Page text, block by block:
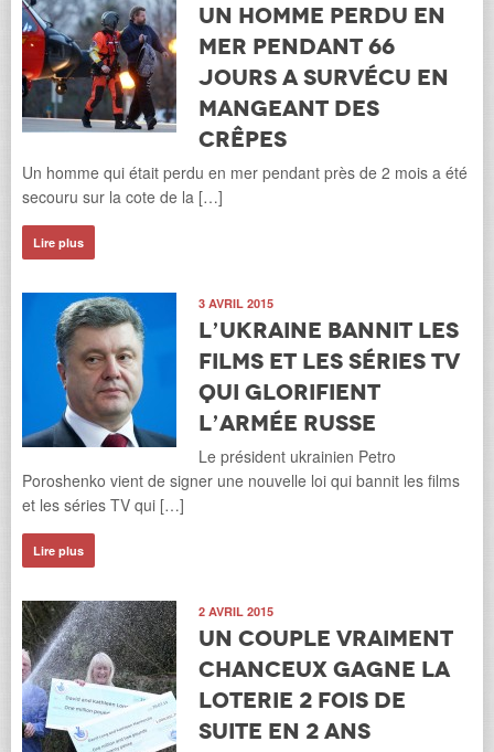
Un homme perdu en
mer pendant 66
jours a survécu en
mangeant des
crêpes
Un homme qui était perdu en mer pendant près de 2 mois a été
secouru sur la cote de la […]
Lire plus
3 AVRIL 2015
L’Ukraine bannit les
films et les séries TV
qui glorifient
l’armée russe
Le président ukrainien Petro
Poroshenko vient de signer une nouvelle loi qui bannit les films
et les séries TV qui […]
Lire plus
2 AVRIL 2015
Un couple vraiment
chanceux gagne la
loterie 2 fois de
suite en 2 ans